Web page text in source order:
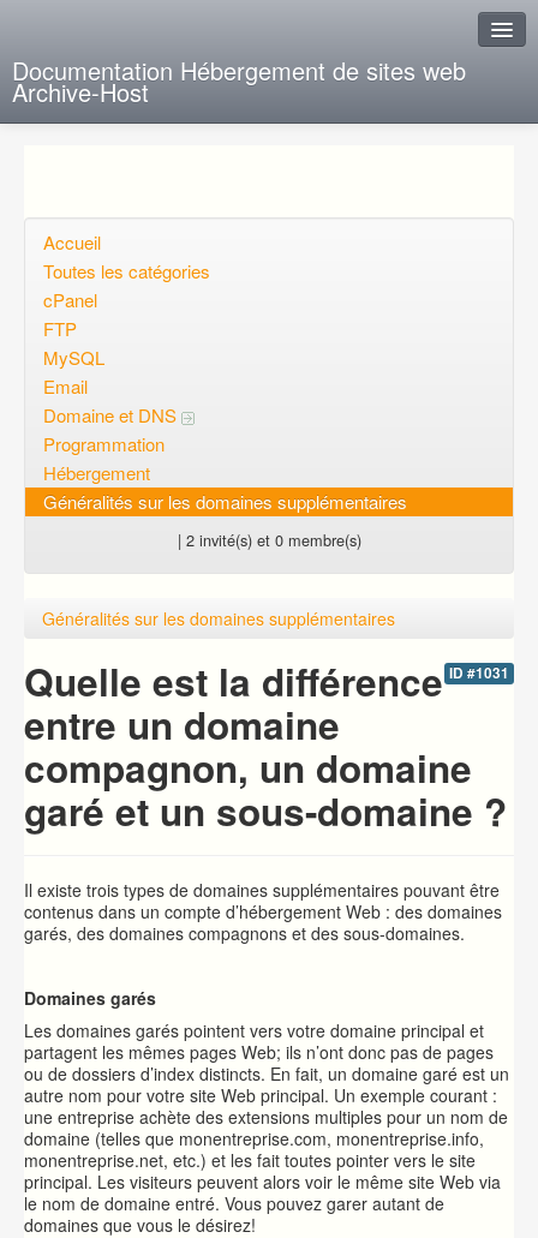
Documentation Hébergement de sites web
Archive-Host
Questions ouvertes
Voulez-vous vous inscrire?
Connexion
Accueil
Toutes les catégories
cPanel
FTP
MySQL
Email
Domaine et DNS
Programmation
Hébergement
Généralités sur les domaines supplémentaires
| 2 invité(s) et 0 membre(s)
Généralités sur les domaines supplémentaires
ID #1031
Quelle est la différence
entre un domaine
compagnon, un domaine
garé et un sous-domaine ?
Il existe trois types de domaines supplémentaires pouvant être
contenus dans un compte d’hébergement Web : des domaines
garés, des domaines compagnons et des sous-domaines.
Domaines garés
Les domaines garés pointent vers votre domaine principal et
partagent les mêmes pages Web; ils n’ont donc pas de pages
ou de dossiers d’index distincts. En fait, un domaine garé est un
autre nom pour votre site Web principal. Un exemple courant :
une entreprise achète des extensions multiples pour un nom de
domaine (telles que monentreprise.com, monentreprise.info,
monentreprise.net, etc.) et les fait toutes pointer vers le site
principal. Les visiteurs peuvent alors voir le même site Web via
le nom de domaine entré. Vous pouvez garer autant de
domaines que vous le désirez!